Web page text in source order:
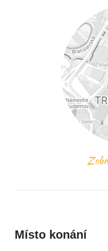
Místo konání